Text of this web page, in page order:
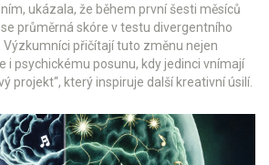
ukázala, že během první šesti měsíců
průměrná skóre v testu divergentního
Výzkumníci přičítají tuto změnu nejen
i psychickému posunu, kdy jedinci vnímají
projekt“, který inspiruje další kreativní úsilí.